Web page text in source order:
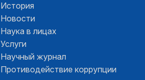
История
Новости
Наука в лицах
Услуги
Научный журнал
Противодействие коррупции